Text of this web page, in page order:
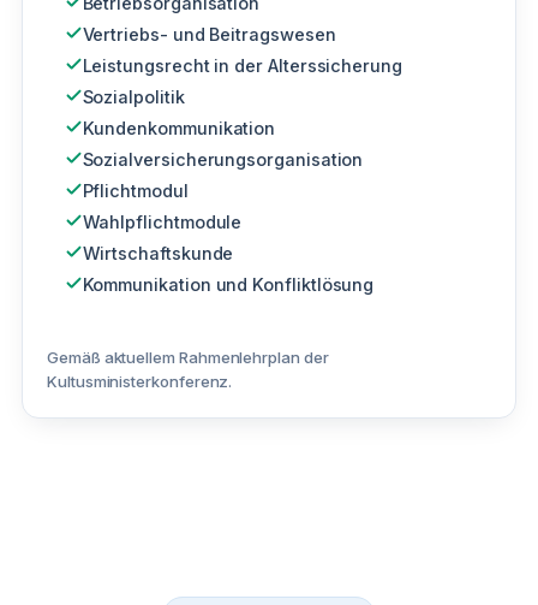
Vertriebs- und Beitragswesen
Leistungsrecht in der Alterssicherung
Sozialpolitik
Kundenkommunikation
Sozialversicherungsorganisation
Pflichtmodul
Wahlpflichtmodule
Wirtschaftskunde
Kommunikation und Konfliktlösung
Gemäß aktuellem Rahmenlehrplan der
Kultusministerkonferenz.